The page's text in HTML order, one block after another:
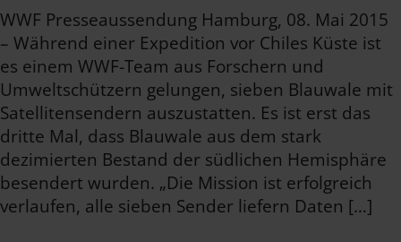
WWF Presseaussendung Hamburg, 08. Mai 2015
– Während einer Expedition vor Chiles Küste ist
es einem WWF-Team aus Forschern und
Umweltschützern gelungen, sieben Blauwale mit
Satellitensendern auszustatten. Es ist erst das
dritte Mal, dass Blauwale aus dem stark
dezimierten Bestand der südlichen Hemisphäre
besendert wurden. „Die Mission ist erfolgreich
verlaufen, alle sieben Sender liefern Daten […]